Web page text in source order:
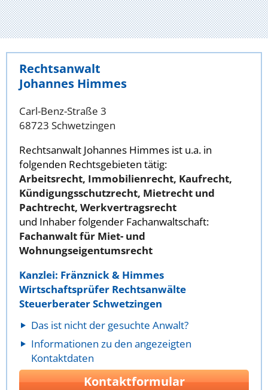
Rechtsanwalt
Johannes Himmes
Carl-Benz-Straße 3
68723 Schwetzingen
Rechtsanwalt Johannes Himmes ist u.a. in
folgenden Rechtsgebieten tätig:
Arbeitsrecht, Immobilienrecht, Kaufrecht,
Kündigungsschutzrecht, Mietrecht und
Pachtrecht, Werkvertragsrecht
und Inhaber folgender Fachanwaltschaft:
Fachanwalt für Miet- und
Wohnungseigentumsrecht
Kanzlei: Fränznick & Himmes
Wirtschaftsprüfer Rechtsanwälte
Steuerberater Schwetzingen
Das ist nicht der gesuchte Anwalt?
Informationen zu den angezeigten
Kontaktdaten
Kontaktformular